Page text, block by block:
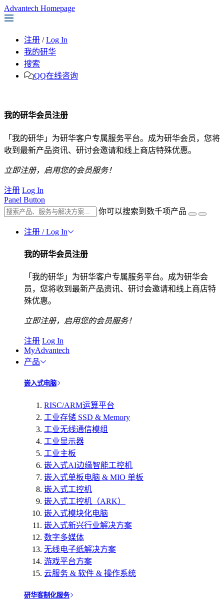
Advantech Homepage
注册 / Log In
我的研华
搜索
QQ在线咨询
我的研华会员注册
「我的研华」为研华客户专属服务平台。成为研华会员，您将
收到最新产品资讯、研讨会邀请和线上商店特殊优惠。
立即注册，启用您的会员服务！
注册 Log In
Panel Button
你可以搜索到数千项产品
注册 / Log In
我的研华会员注册
「我的研华」为研华客户专属服务平台。成为研华会
员，您将收到最新产品资讯、研讨会邀请和线上商店特
殊优惠。
立即注册，启用您的会员服务！
注册 Log In
MyAdvantech
产品
嵌入式电脑
RISC/ARM运算平台
工业存储 SSD & Memory
工业无线通信模组
工业显示器
工业主板
嵌入式AI边缘智能工控机
嵌入式单板电脑 & MIO 单板
嵌入式工控机
嵌入式工控机（ARK）
嵌入式模块化电脑
嵌入式新兴行业解决方案
数字多媒体
无线电子纸解决方案
游戏平台方案
云服务 & 软件 & 操作系统
研华客制化服务